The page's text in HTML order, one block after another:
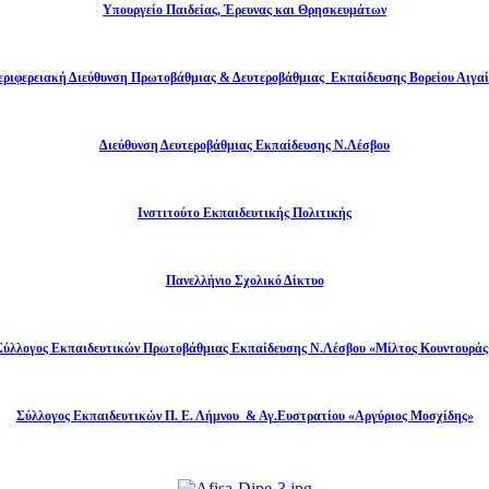
Υπουργείο Παιδείας, Έρευνας και Θρησκευμάτων
Διεύθυνση Πρωτοβάθμιας & Δευτεροβάθμιας Εκπαίδευσης Βορείου
Διεύθυνση Δευτεροβάθμιας Εκπαίδευσης Ν.Λέσβου
Ινστιτούτο Εκπαιδευτικής Πολιτικής
Πανελλήνιο Σχολικό Δίκτυο
Εκπαιδευτικών Πρωτοβάθμιας Εκπαίδευσης Ν.Λέσβου «Μίλτος
Σύλλογος Εκπαιδευτικών Π. Ε. Λήμνου & Αγ.Ευστρατίου «Αργύριος Μοσχίδης»